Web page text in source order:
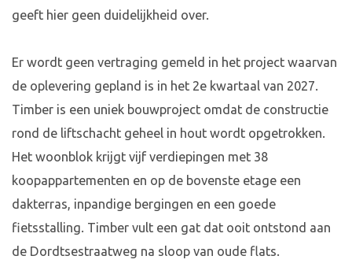
geeft hier geen duidelijkheid over.
Er wordt geen vertraging gemeld in het project waarvan
de oplevering gepland is in het 2e kwartaal van 2027.
Timber is een uniek bouwproject omdat de constructie
rond de liftschacht geheel in hout wordt opgetrokken.
Het woonblok krijgt vijf verdiepingen met 38
koopappartementen en op de bovenste etage een
dakterras, inpandige bergingen en een goede
fietsstalling. Timber vult een gat dat ooit ontstond aan
de Dordtsestraatweg na sloop van oude flats.